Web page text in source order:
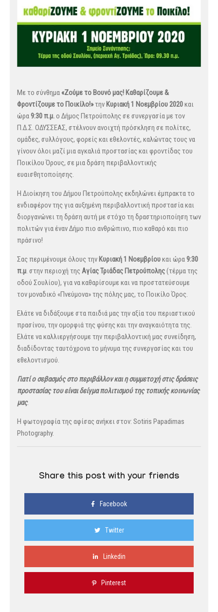
Με το σύνθημα«Ζούμε το Βουνό μας! Καθαρίζουμε &
Φροντίζουμε το Ποικίλο!»την Κυριακή 1 Νοεμβρίου 2020και
ώρα9:30 π.μ.ο Δήμος Πετρούπολης σε συνεργασία με τον
Π.Δ.Σ. ΟΔΥΣΣΕΑΣ, στέλνουν ανοιχτή πρόσκληση σε πολίτες,
ομάδες, συλλόγους, φορείς και εθελοντές, καλώντας τους να
γίνουν όλοι μαζί μια αγκαλιά προστασίας και φροντίδας του
Ποικίλου Όρους, σε μια δράση περιβαλλοντικής
ευαισθητοποίησης.
Η Διοίκηση του Δήμου Πετρούπολης εκδηλώνει έμπρακτα το
ενδιαφέρον της για αυξημένη περιβαλλοντική προστασία και
διοργανώνει τη δράση αυτή με στόχο τη δραστηριοποίηση των
πολιτών για έναν Δήμο πιο ανθρώπινο, πιο καθαρό και πιο
πράσινο!
Σας περιμένουμε όλους την Κυριακή 1 Νοεμβρίουκαι ώρα9:30
π.μ . στην περιοχή της Αγίας Τριάδας Πετρούπολης(τέρμα της
οδού Σουλίου), για να καθαρίσουμε και να προστατεύσουμε
τον μοναδικό «Πνεύμονα» της πόλης μας, το Ποικίλο Όρος.
Ελάτε να διδάξουμε στα παιδιά μας την αξία του περιαστικού
πρασίνου, την ομορφιά της φύσης και την αναγκαιότητα της.
Ελάτε να καλλιεργήσουμε την περιβαλλοντική μας συνείδηση,
διαδίδοντας ταυτόχρονα το μήνυμα της συνεργασίας και του
εθελοντισμού.
Γιατί ο σεβασμός στο περιβάλλον και η συμμετοχή στις δράσεις
προστασίας του είναι δείγμα πολιτισμού της τοπικής κοινωνίας
μας.
Η φωτογραφία της αφίσας ανήκει στον: Sotiris Papadimas
Photography.
Share this post with your friends
Facebook
Twitter
Linkedin
Pinterest